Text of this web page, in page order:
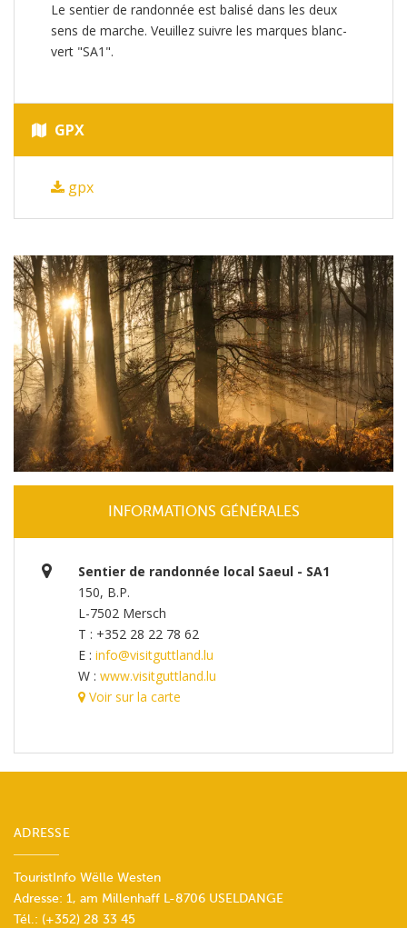
Le sentier de randonnée est balisé dans les deux
sens de marche. Veuillez suivre les marques blanc-
vert "SA1".
GPX
gpx
INFORMATIONS GÉNÉRALES
Sentier de randonnée local Saeul - SA1
150, B.P.
L-7502 Mersch
T : +352 28 22 78 62
E : info@visitguttland.lu
W : www.visitguttland.lu
Voir sur la carte
ADRESSE
TouristInfo Wëlle Westen
Adresse: 1, am Millenhaff L-8706 USELDANGE
Tél.: (+352) 28 33 45